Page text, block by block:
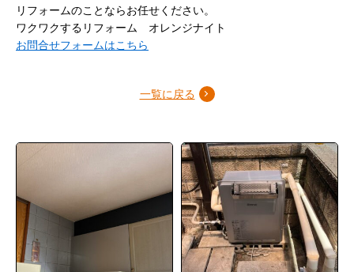
リフォームのことならお任せください。
ワクワクするリフォーム オレンジナイト
お問合せフォームはこちら
一覧に戻る